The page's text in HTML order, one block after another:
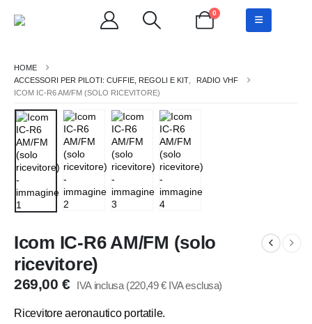
0
ACCESSORI PER PILOTI: CUFFIE, REGOLI E KIT
RADIO VHF
ICOM IC-R6 AM/FM (SOLO RICEVITORE)
Icom IC-R6 AM/FM (solo
ricevitore)
269,00€ IVA inclusa (220,49€IVA esclusa)
Ricevitore aeronautico portatile.